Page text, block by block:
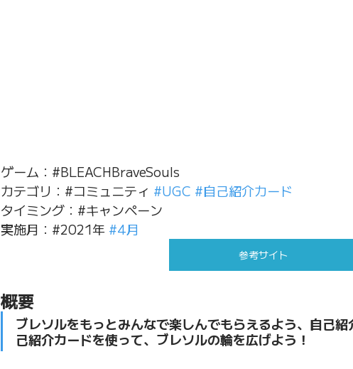
ゲーム：#BLEACHBraveSouls
カテゴリ：#コミュニティ #UGC #自己紹介カード
タイミング：#キャンペーン
実施月：#2021年 #4月
参考サイト
概要
ブレソルをもっとみんなで楽しんでもらえるよう、自己
己紹介カードを使って、ブレソルの輪を広げよう！